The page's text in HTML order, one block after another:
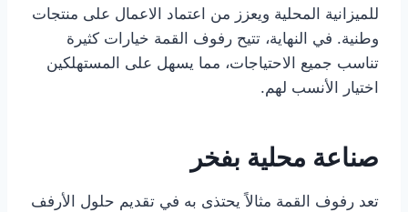
للميزانية المحلية ويعزز من اعتماد الاعمال على منتجات
وطنية. في النهاية، تتيح رفوف القمة خيارات كثيرة
تناسب جميع الاحتياجات، مما يسهل على المستهلكين
اختيار الأنسب لهم.
صناعة محلية بفخر
تعد رفوف القمة مثالاً يحتذى به في تقديم حلول الأرفف